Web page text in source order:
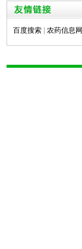
百度搜索 农药信息网